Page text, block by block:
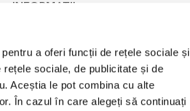
a oferi funcții de rețele sociale și
sociale, de publicitate și de
Aceștia le pot combina cu alte
În cazul în care alegeți să continuați
INFORMATII
Termeni si Conditii
Politica de Confidentialitate
Puncte de fidelizare
FAQ